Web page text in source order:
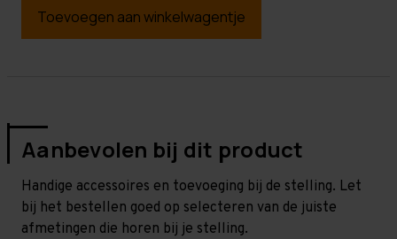
Toevoegen aan winkelwagentje
Aanbevolen bij dit product
Handige accessoires en toevoeging bij de stelling. Let
bij het bestellen goed op selecteren van de juiste
afmetingen die horen bij je stelling.